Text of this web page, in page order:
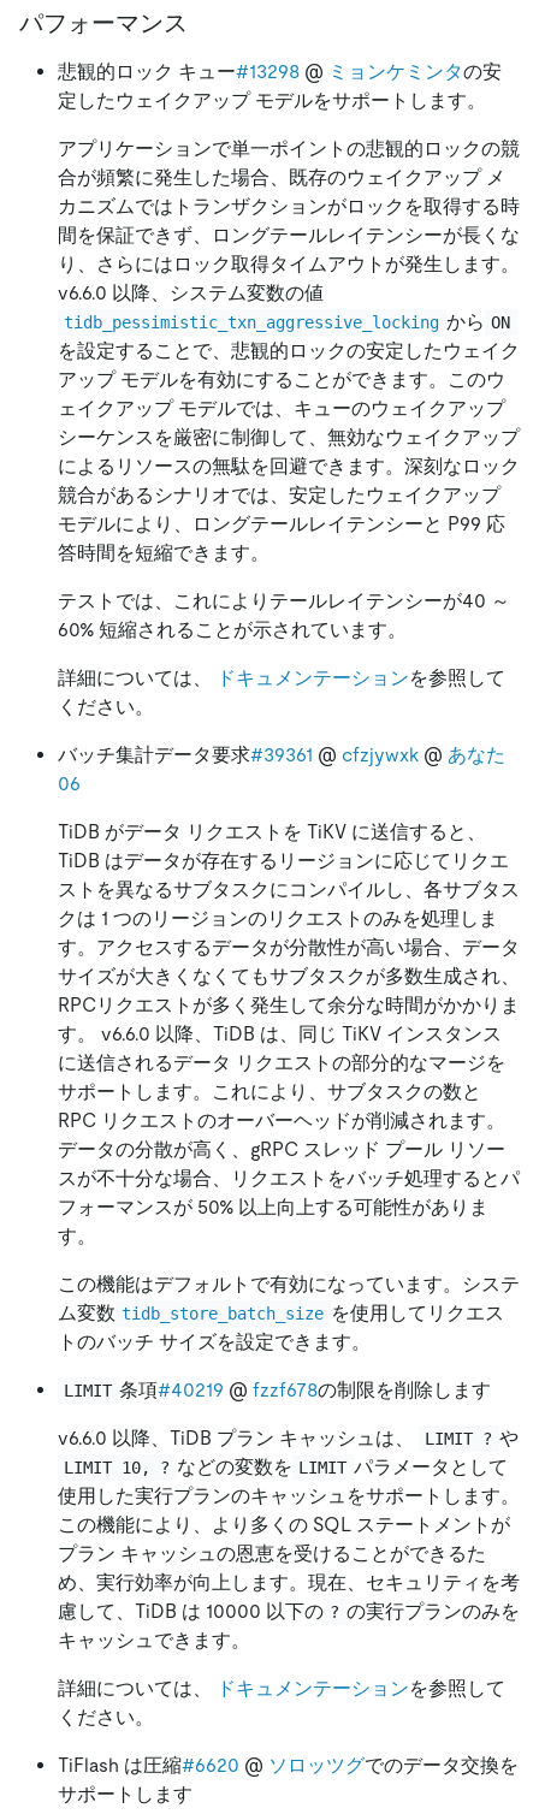
パフォーマンス
悲観的ロック キュー#13298 @ ミョンケミンタの安
定したウェイクアップ モデルをサポートします。
アプリケーションで単一ポイントの悲観的ロックの競
合が頻繁に発生した場合、既存のウェイクアップ メ
カニズムではトランザクションがロックを取得する時
間を保証できず、ロングテールレイテンシーが長くな
り、さらにはロック取得タイムアウトが発生します。
v6.6.0 以降、システム変数の値
tidb_pessimistic_txn_aggressive_locking から ON
を設定することで、悲観的ロックの安定したウェイク
アップ モデルを有効にすることができます。このウ
ェイクアップ モデルでは、キューのウェイクアップ
シーケンスを厳密に制御して、無効なウェイクアップ
によるリソースの無駄を回避できます。深刻なロック
競合があるシナリオでは、安定したウェイクアップ
モデルにより、ロングテールレイテンシーと P99 応
答時間を短縮できます。
テストでは、これによりテールレイテンシーが40 ～
60% 短縮されることが示されています。
詳細については、 ドキュメンテーションを参照して
ください。
バッチ集計データ要求#39361 @ cfzjywxk @ あなた
06
TiDB がデータ リクエストを TiKV に送信すると、
TiDB はデータが存在するリージョンに応じてリクエ
ストを異なるサブタスクにコンパイルし、各サブタス
クは 1 つのリージョンのリクエストのみを処理しま
す。アクセスするデータが分散性が高い場合、データ
サイズが大きくなくてもサブタスクが多数生成され、
RPCリクエストが多く発生して余分な時間がかかりま
す。 v6.6.0 以降、TiDB は、同じ TiKV インスタンス
に送信されるデータ リクエストの部分的なマージを
サポートします。これにより、サブタスクの数と
RPC リクエストのオーバーヘッドが削減されます。
データの分散が高く、gRPC スレッド プール リソー
スが不十分な場合、リクエストをバッチ処理するとパ
フォーマンスが 50% 以上向上する可能性がありま
す。
この機能はデフォルトで有効になっています。システ
ム変数 tidb_store_batch_size を使用してリクエス
トのバッチ サイズを設定できます。
LIMIT 条項#40219 @ fzzf678の制限を削除します
v6.6.0 以降、TiDB プラン キャッシュは、 LIMIT ? や
LIMIT 10, ? などの変数を LIMIT パラメータとして
使用した実行プランのキャッシュをサポートします。
この機能により、より多くの SQL ステートメントが
プラン キャッシュの恩恵を受けることができるた
め、実行効率が向上します。現在、セキュリティを考
慮して、TiDB は 10000 以下の ? の実行プランのみを
キャッシュできます。
詳細については、 ドキュメンテーションを参照して
ください。
TiFlash は圧縮#6620 @ ソロッツグでのデータ交換を
サポートします